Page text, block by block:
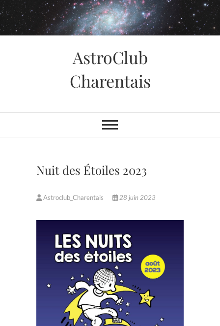
Skip
to
content
AstroClub
Charentais
Nuit des Étoiles 2023
Astroclub_Charentais 28 juin 2023